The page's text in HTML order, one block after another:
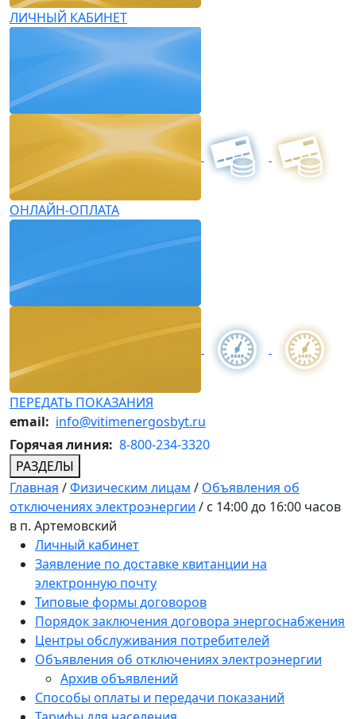
ЛИЧНЫЙ КАБИНЕТ
ОНЛАЙН-ОПЛАТА
ПЕРЕДАТЬ ПОКАЗАНИЯ
email: info@vitimenergosbyt.ru
Горячая линия: 8-800-234-3320
РАЗДЕЛЫ
Главная /Физическим лицам / Объявления об
отключениях электроэнергии / с 14:00 до 16:00 часов
в п. Артемовский
Личный кабинет
Заявление по доставке квитанции на
электронную почту
Типовые формы договоров
Порядок заключения договора энергоснабжения
Центры обслуживания потребителей
Объявления об отключениях электроэнергии
Архив объявлений
Способы оплаты и передачи показаний